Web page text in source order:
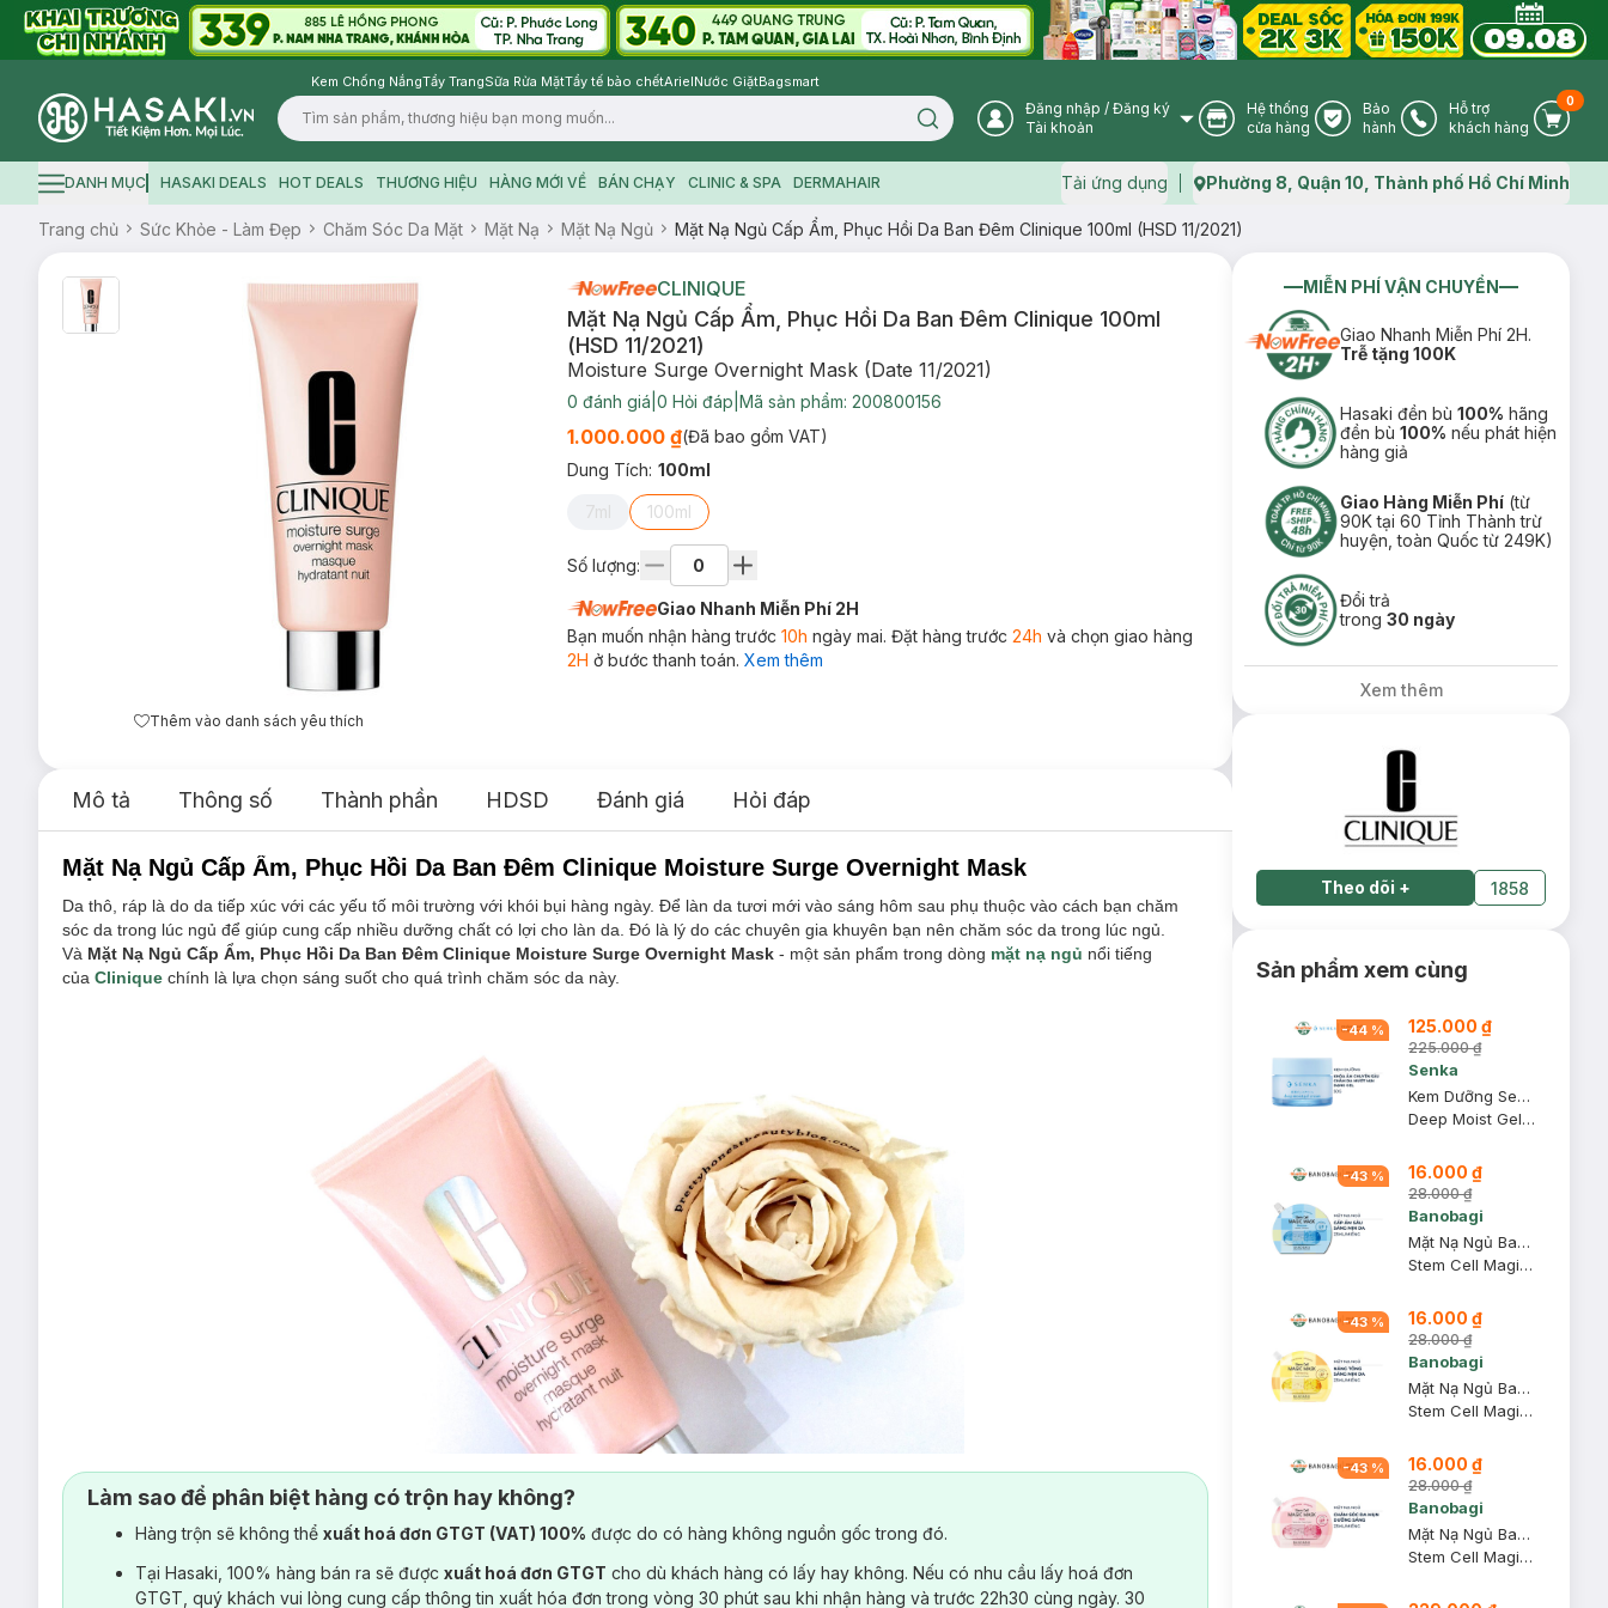
Kem Chống NắngTẩy TrangSữa Rửa MặtTẩy tế bào chếtArielNước GiặtBagsmart
Logo
Search icon User Icon
Đăng nhập / Đăng ký
Tài khoản
Store Icon
Hệ thống
cửa hàng
Warranty Icon
Bảo
hành
Phone Icon
Hỗ trợ
khách hàng
Cart
0
Hamburger icon
DANH MỤC HASAKI DEALS HOT DEALS THƯƠNG HIỆU HÀNG MỚI VỀ BÁN CHẠY CLINIC & SPA DERMAHAIR Tải ứng dụng Map icon
Phường 8, Quận 10, Thành phố Hồ Chí Minh
Trang chủ Sức Khỏe - Làm Đẹp Chăm Sóc Da Mặt Mặt Nạ Mặt Nạ Ngủ Mặt Nạ Ngủ Cấp Ẩm, Phục Hồi Da Ban Đêm Clinique 100ml (HSD 11/2021)
Thêm vào danh sách yêu thích
CLINIQUE
Mặt Nạ Ngủ Cấp Ẩm, Phục Hồi Da Ban Đêm Clinique 100ml
(HSD 11/2021)
Moisture Surge Overnight Mask (Date 11/2021)
0 đánh giá 0 Hỏi đáp Mã sản phẩm: 200800156
1.000.000 ₫(Đã bao gồm VAT)
Dung Tích: 100ml
7ml 100ml
Số lượng:
Giao Nhanh Miễn Phí 2H
Bạn muốn nhận hàng trước 10h ngày mai. Đặt hàng trước 24h và chọn giao hàng
2H ở bước thanh toán. Xem thêm
Mô tả Thông số Thành phần HDSD Đánh giá Hỏi đáp
Mặt Nạ Ngủ Cấp Ẩm, Phục Hồi Da Ban Đêm Clinique Moisture Surge Overnight Mask
Da thô, ráp là do da tiếp xúc với các yếu tố môi trường với khói bụi hàng ngày. Để làn da tươi mới vào sáng hôm sau phụ thuộc vào cách bạn chăm
sóc da trong lúc ngủ để giúp cung cấp nhiều dưỡng chất có lợi cho làn da. Đó là lý do các chuyên gia khuyên bạn nên chăm sóc da trong lúc ngủ.
Và Mặt Nạ Ngủ Cấp Ẩm, Phục Hồi Da Ban Đêm Clinique Moisture Surge Overnight Mask - một sản phẩm trong dòng mặt nạ ngủ nổi tiếng
của Clinique chính là lựa chọn sáng suốt cho quá trình chăm sóc da này.
Làm sao để phân biệt hàng có trộn hay không?
Hàng trộn sẽ không thể xuất hoá đơn GTGT (VAT) 100% được do có hàng không nguồn gốc trong đó.
Tại Hasaki, 100% hàng bán ra sẽ được xuất hoá đơn GTGT cho dù khách hàng có lấy hay không. Nếu có nhu cầu lấy hoá đơn
GTGT, quý khách vui lòng cung cấp thông tin xuất hóa đơn trong vòng 30 phút sau khi nhận hàng và trước 22h30 cùng ngày. 30
MIỄN PHÍ VẬN CHUYỂN
Giao Nhanh Miễn Phí 2H.
Trễ tặng 100K
Hasaki đền bù100% hãng
đền bù100% nếu phát hiện
hàng giả
Giao Hàng Miễn Phí (từ
90K tại 60 Tỉnh Thành trừ
huyện, toàn Quốc từ 249K)
Đổi trả
trong30 ngày
Xem thêm
Theo dõi + 1858
Sản phẩm xem cùng
-44 % 125.000 ₫
225.000 ₫
Senka
Kem Dưỡng Senka Cấp Ẩm Dạng Gel 50g
Deep Moist Gel Cream
-43 % 16.000 ₫
28.000 ₫
Banobagi
Mặt Nạ Ngủ Banobagi Làm Sáng Và Cấp Ẩm Da 23ml (Xanh)
Stem Cell Magic Mask Moisture #Hydrating - Skin Barrier
-43 % 16.000 ₫
28.000 ₫
Banobagi
Mặt Nạ Ngủ Banobagi Làm Sáng Và Nâng Tông Da 23ml (Vàng)
Stem Cell Magic Mask Whitening #Tone Up - Anti Pigment
-43 % 16.000 ₫
28.000 ₫
Banobagi
Mặt Nạ Ngủ Banobagi Làm Sáng Và Chăm Sóc Da Mụn 23ml (Hồng)
Stem Cell Magic Mask Acne #Calming Acne - Sebum Control